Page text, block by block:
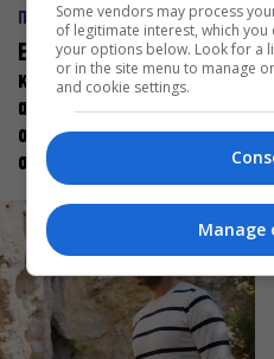
ΠΡΟΣΩΠΑ
Ελεάνα Ανδρεούδη: Κάθε
καλλιτέχνης όταν
ανεβαίνει στη σκηνή
οφείλει να αισθάνεται
σταρ
Some vendors may process
of legitimate interest, which
your options below. Look for a
or in the site menu to manage
and cookie settings.
Manage